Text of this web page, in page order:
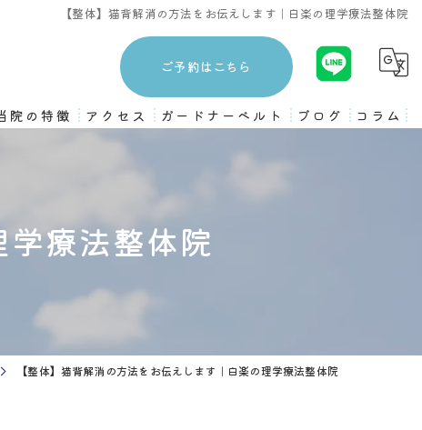
【整体】猫背解消の方法をお伝えします｜白楽の理学療法整体院
ご予約はこちら
院の特徴
姿勢矯正
トレーニング
アクセス ガードナーベルト ブログ コラム
療法整体院
【整体】猫背解消の方法をお伝えします｜白楽の理学療法整体院